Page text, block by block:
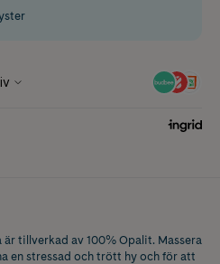
är tillverkad av 100% Opalit. Massera
en stressad och trött hy och för att